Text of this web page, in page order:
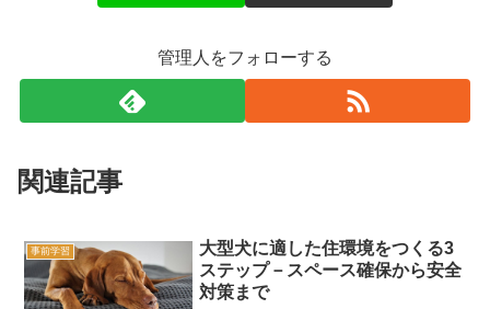
管理人をフォローする
関連記事
事前学習
大型犬に適した住環境をつくる3
ステップ－スペース確保から安全
対策まで